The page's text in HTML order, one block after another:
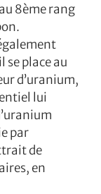
8ème rang
se place au
d’uranium,
lui
par
de
en